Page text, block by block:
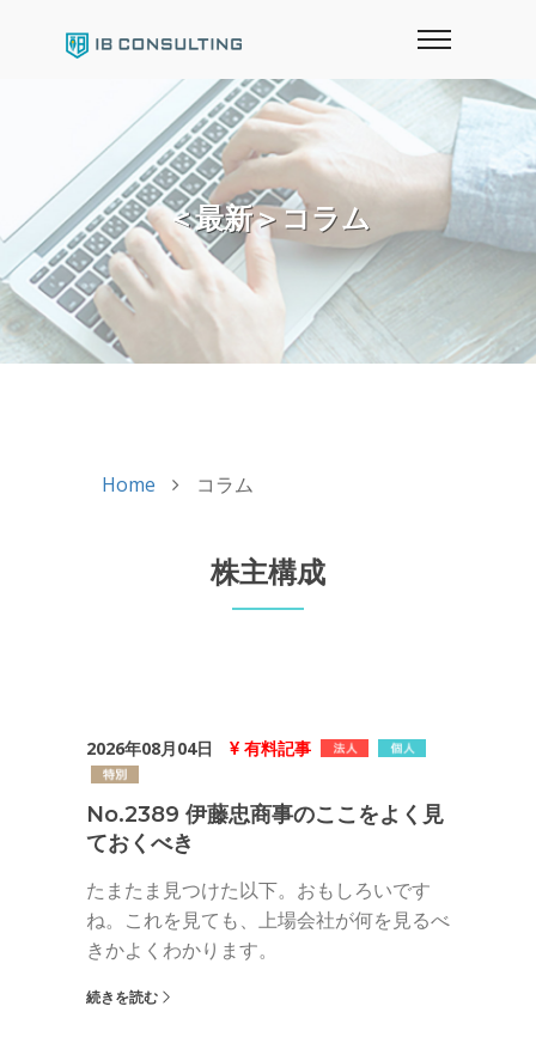
＜最新＞コラム
Home コラム
株主構成
2026年08月04日 有料記事
No.2389 伊藤忠商事のここをよく見
ておくべき
たまたま見つけた以下。おもしろいです
ね。これを見ても、上場会社が何を見るべ
きかよくわかります。
続きを読む